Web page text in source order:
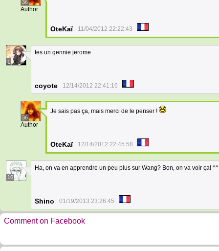
36
Author
OteKaï 11/04/2012 22:22:43
1
tes un gennie jerome
coyote 12/14/2012 22:41:16
36
Author
Je sais pas ça, mais merci de le penser !
OteKaï 12/14/2012 22:45:58
16
Ha, on va en apprendre un peu plus sur Wang? Bon, on va voir ça! ^^
Shino 01/19/2013 23:26:45
Comment on Facebook